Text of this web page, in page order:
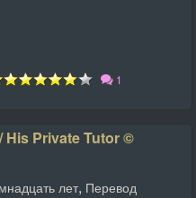
1
Private Tutor ©
лет, Перевод